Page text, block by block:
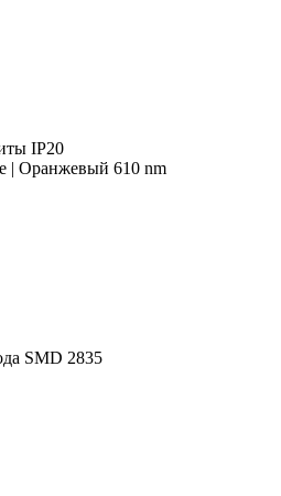
IP20
| Оранжевый 610 nm
SMD 2835